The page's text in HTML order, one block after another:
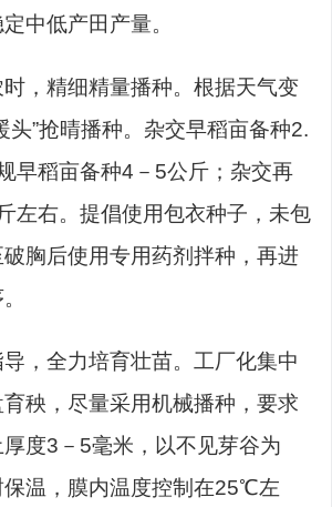
中低产田产量。
，精细精量播种。根据天气变
头”抢晴播种。杂交早稻亩备种2.
早稻亩备种4 － 5公斤；杂交再
左右。提倡使用包衣种子，未包
胸后使用专用药剂拌种，再进
导，全力培育壮苗。工厂化集中
秧，尽量采用机械播种，要求
度3 － 5毫米，以不见芽谷为
温，膜内温度控制在25℃左